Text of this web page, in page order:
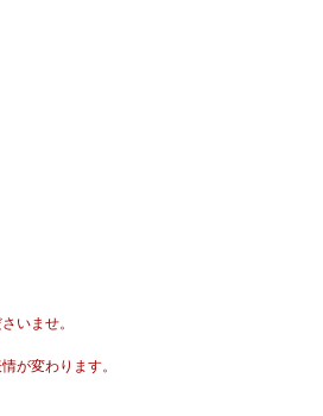
いませ。
が変わります。